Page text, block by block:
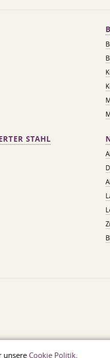
unsere Cookie Politik.
STAHL